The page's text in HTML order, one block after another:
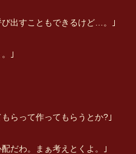
び出すこともできるけど…。｣
｣
らって作ってもらうとか?｣
だわ。まぁ考えとくよ。｣